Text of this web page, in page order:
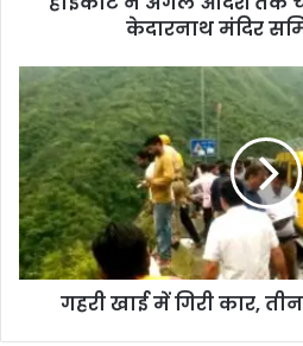
केदारनाथ मंदिर
गहरी खाई में गिरी कार,